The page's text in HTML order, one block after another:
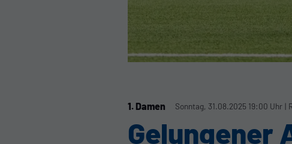
1. Damen Sonntag, 31.08.2025 19:00 Uhr |
Gelungener